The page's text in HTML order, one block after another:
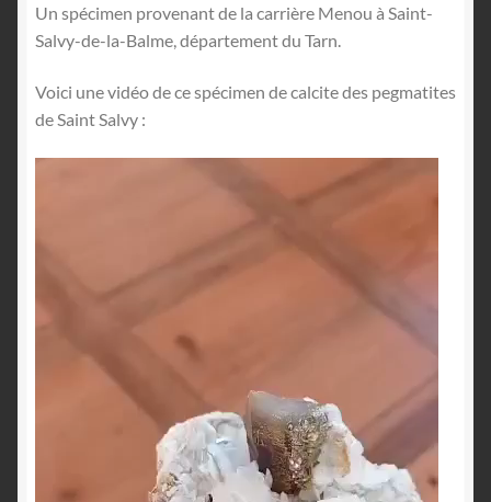
Un spécimen provenant de la carrière Menou à Saint-
Salvy-de-la-Balme, département du Tarn.
Voici une vidéo de ce spécimen de calcite des pegmatites
de Saint Salvy :